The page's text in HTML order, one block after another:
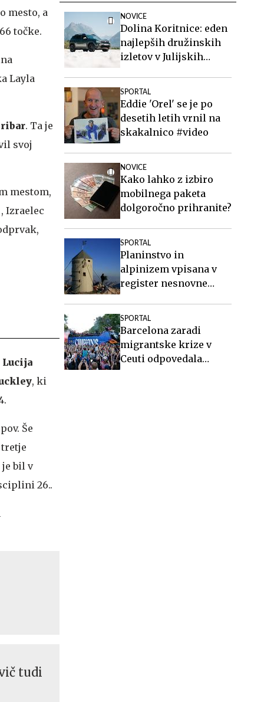
mesto, a
točke.
Layla
. Ta je
svoj
mestom,
Izraelec
Lucija
, ki
Še
je bil v
26..
tudi
NOVICE
Dolina Koritnice: eden
najlepših družinskih
izletov v Julijskih
SPORTAL
Eddie 'Orel' se je po
desetih letih vrnil na
skakalnico #video
NOVICE
Kako lahko z izbiro
mobilnega paketa
dolgoročno prihranite?
SPORTAL
Planinstvo in
alpinizem vpisana v
register nesnovne
SPORTAL
Barcelona zaradi
migrantske krize v
Ceuti odpovedala